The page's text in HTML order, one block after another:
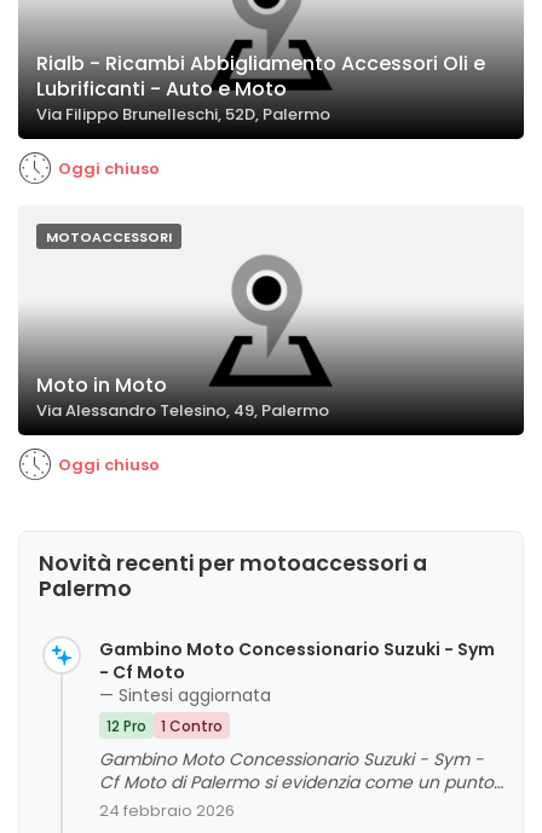
Rialb - Ricambi Abbigliamento Accessori Oli e
Lubrificanti - Auto e Moto
Via Filippo Brunelleschi, 52D, Palermo
Oggi chiuso
MOTOACCESSORI
Moto in Moto
Via Alessandro Telesino, 49, Palermo
Oggi chiuso
Novità recenti per motoaccessori a
Palermo
Gambino Moto Concessionario Suzuki - Sym
- Cf Moto
— Sintesi aggiornata
12 Pro 1 Contro
Gambino Moto Concessionario Suzuki - Sym -
Cf Moto di Palermo si evidenzia come un punto
vendita molto fornito e competente, capace di
24 febbraio 2026